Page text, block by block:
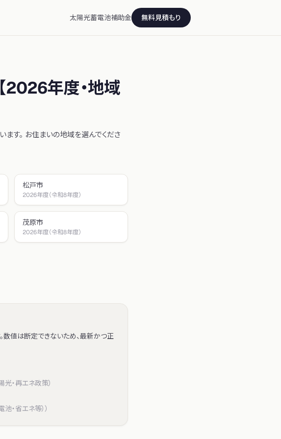
太陽光蓄電池補助金 無料見積もり
2026年度・地域
す。 お住まいの地域を選んでくださ
松戸市
2026年度（令和8年度）
茂原市
2026年度（令和8年度）
数値は断定できないため、最新かつ正
光・再エネ政策）
・省エネ等））